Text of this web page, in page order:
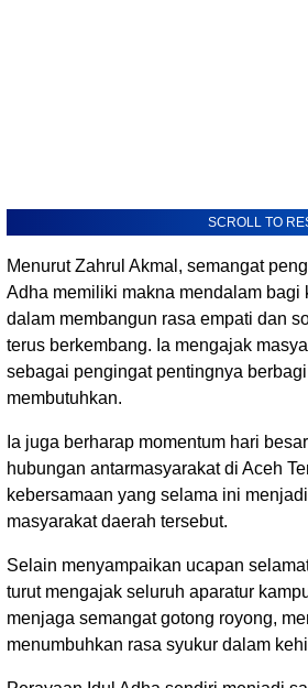
SCROLL TO
Menurut Zahrul Akmal, semangat
Adha memiliki makna mendalam bagi
dalam membangun rasa empati dan
terus berkembang. Ia mengajak
sebagai pengingat pentingnya
membutuhkan.
Ia juga berharap momentum hari
hubungan antarmasyarakat di Aceh
kebersamaan yang selama ini
masyarakat daerah tersebut.
Selain menyampaikan ucapan
turut mengajak seluruh aparatur
menjaga semangat gotong royong,
menumbuhkan rasa syukur dalam